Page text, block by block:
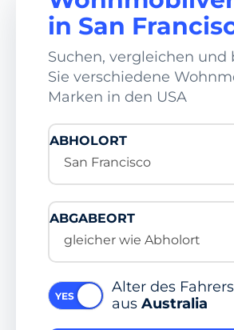
in San
Suchen, vergleichen und
Sie verschiedene
Marken in den USA
ABHOLORT
San Francisco
ABGABEORT
gleicher wie Abholort
Alter des
aus Australia